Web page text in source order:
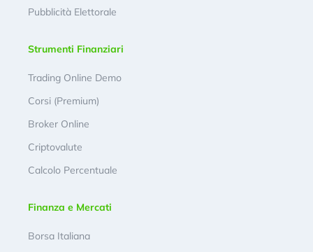
Pubblicità Elettorale
Strumenti Finanziari
Trading Online Demo
Corsi (Premium)
Broker Online
Criptovalute
Calcolo Percentuale
Finanza e Mercati
Borsa Italiana